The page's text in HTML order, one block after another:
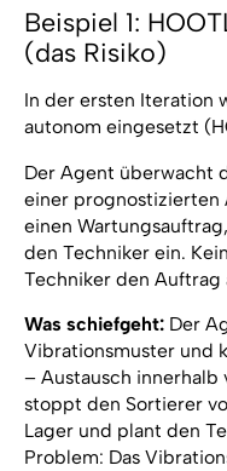
Beispiel 1:
(das Risiko)
In der ersten Iteration
autonom eingesetzt
Der Agent überwacht
einer prognostizierten
einen
den Techniker ein.
Techniker den Auftrag
Was schiefgeht:Der
Vibrationsmuster und
– Austausch innerhalb
stoppt den Sortierer
Lager und plant den
Problem: Das